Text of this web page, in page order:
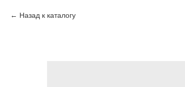
Назад к каталогу